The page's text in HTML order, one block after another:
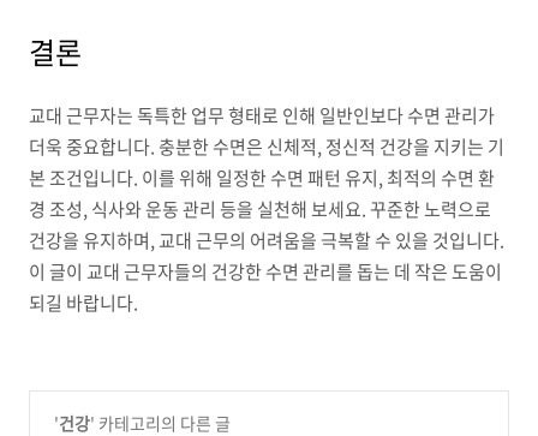
결론
교대 근무자는 독특한 업무 형태로 인해 일반인보다 수면 관리가
더욱 중요합니다. 충분한 수면은 신체적, 정신적 건강을 지키는 기
본 조건입니다. 이를 위해 일정한 수면 패턴 유지, 최적의 수면 환
경 조성, 식사와 운동 관리 등을 실천해 보세요. 꾸준한 노력으로
건강을 유지하며, 교대 근무의 어려움을 극복할 수 있을 것입니다.
이 글이 교대 근무자들의 건강한 수면 관리를 돕는 데 작은 도움이
되길 바랍니다.
'건강' 카테고리의 다른 글